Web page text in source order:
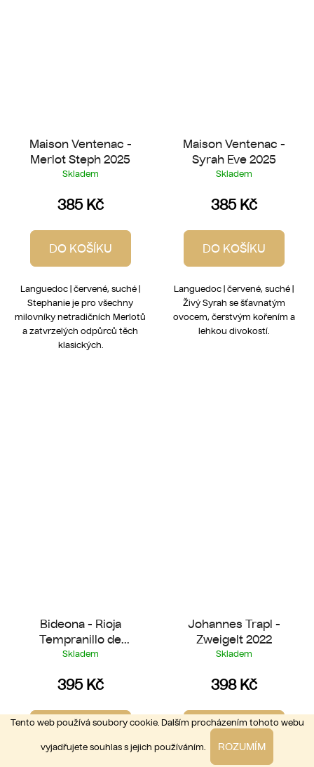
Tento web používá soubory cookie. Dalším procházením tohoto webu
vyjadřujete souhlas s jejich používáním. ROZUMÍM
Maison Ventenac -
Merlot Steph 2025
Skladem
385 Kč
DO KOŠÍKU
Languedoc | červené, suché |
Stephanie je pro všechny
milovníky netradičních Merlotů
a zatvrzelých odpůrců těch
klasických.
Maison Ventenac -
Syrah Eve 2025
Skladem
385 Kč
DO KOŠÍKU
Languedoc | červené, suché |
Živý Syrah se šťavnatým
ovocem, čerstvým kořením a
lehkou divokostí.
Bideona - Rioja
Tempranillo de
Laderas 2022
Skladem
395 Kč
DO KOŠÍKU
Johannes Trapl -
Zweigelt 2022
Skladem
398 Kč
DO KOŠÍKU